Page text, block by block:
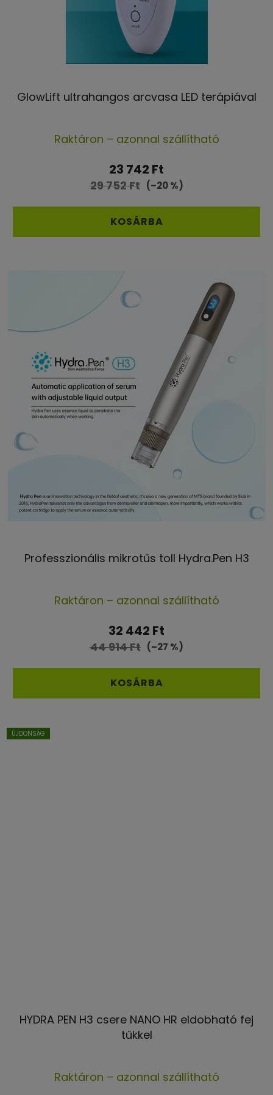
GlowLift ultrahangos arcvasa LED terápiával
termék
átlagos
értékelése
ből
4,4
Raktáron – azonnal szállítható
23 742 Ft
29 752 Ft (–20 %)
KOSÁRBA
Professzionális mikrotűs toll Hydra.Pen H3
termék
átlagos
értékelése
ből
5,0
Raktáron – azonnal szállítható
32 442 Ft
44 914 Ft (–27 %)
KOSÁRBA
ÚJDONSÁG
HYDRA PEN H3 csere NANO HR eldobható fej
tűkkel
Raktáron – azonnal szállítható